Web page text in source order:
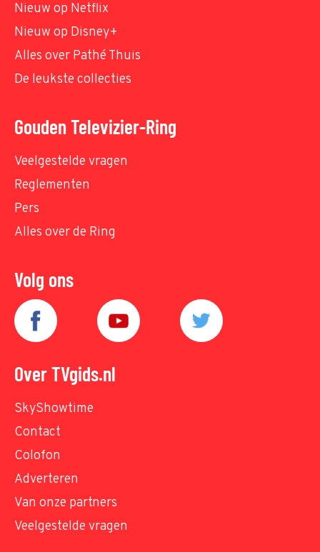
Nieuw op Netflix
Nieuw op Disney+
Alles over Pathé Thuis
De leukste collecties
Gouden Televizier-Ring
Veelgestelde vragen
Reglementen
Pers
Alles over de Ring
Volg ons
Over TVgids.nl
SkyShowtime
Contact
Colofon
Adverteren
Van onze partners
Veelgestelde vragen